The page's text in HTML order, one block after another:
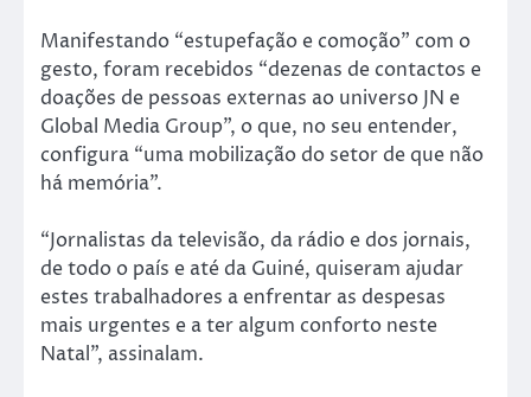
Manifestando “estupefação e comoção” com o
gesto, foram recebidos “dezenas de contactos e
doações de pessoas externas ao universo JN e
Global Media Group”, o que, no seu entender,
configura “uma mobilização do setor de que não
há memória”.
“Jornalistas da televisão, da rádio e dos jornais,
de todo o país e até da Guiné, quiseram ajudar
estes trabalhadores a enfrentar as despesas
mais urgentes e a ter algum conforto neste
Natal”, assinalam.